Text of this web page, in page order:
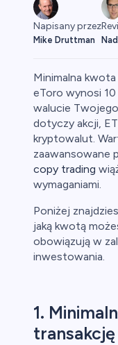
Napisany przez
Mike Druttman
Minimalna kwota
eToro wynosi
walucie
dotyczy akcji,
kryptowalut.
zaawansowane
copy trading
wymaganiami.
Poniżej
jaką kwotą
obowiązują w
inwestowania.
1.